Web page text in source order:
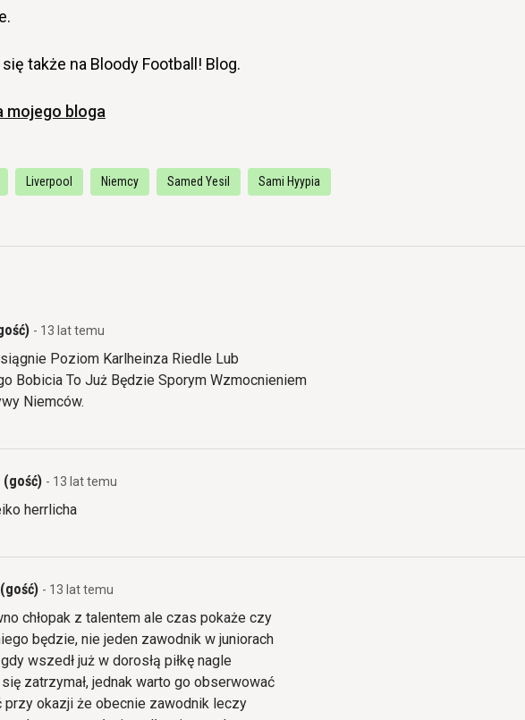
się także na Bloody Football! Blog.
mojego bloga
Liverpool Niemcy Samed Yesil Sami Hyypia
- 13 lat temu
Poziom Karlheinza Riedle Lub
Bobicia To Już Będzie Sporym Wzmocnieniem
Niemców.
(gość) - 13 lat temu
herrlicha
- 13 lat temu
chłopak z talentem ale czas pokaże czy
będzie, nie jeden zawodnik w juniorach
wszedł już w dorosłą piłkę nagle
zatrzymał, jednak warto go obserwować
przy okazji że obecnie zawodnik leczy